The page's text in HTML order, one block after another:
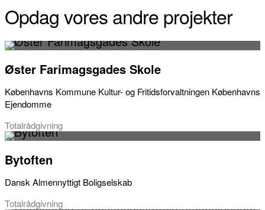
Opdag vores andre projekter
Øster Farimagsgades Skole
Københavns Kommune Kultur- og Fritidsforvaltningen Københavns
Ejendomme
Totalrådgivning
Bytoften
Dansk Almennyttigt Boligselskab
Totalrådgivning